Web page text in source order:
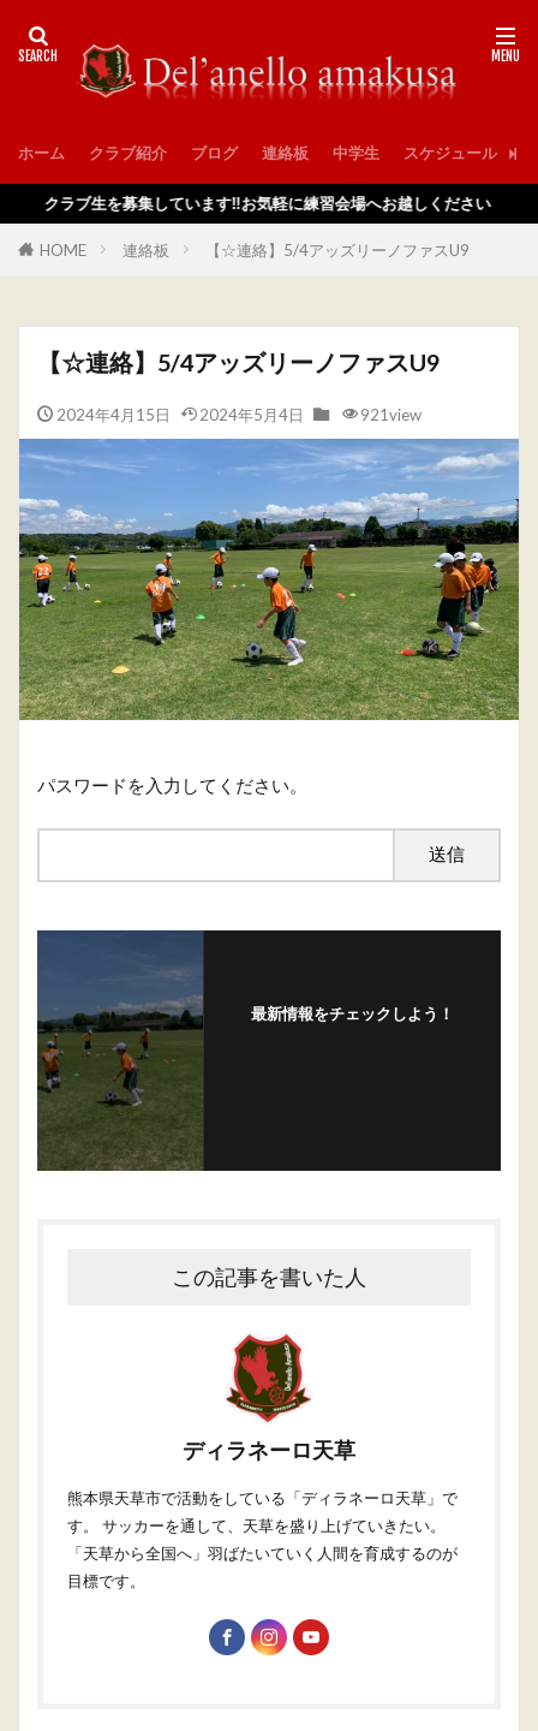
ホーム クラブ紹介 ブログ 連絡板 中学生 スケジュール
クラブ生を募集しています‼️お気軽に練習会場へお越しください
HOME 連絡板 【☆連絡】5/4アッズリーノファスU9
【☆連絡】5/4アッズリーノファスU9
2024年4月15日 2024年5月4日 921view
パスワードを入力してください。
最新情報をチェックしよう！
この記事を書いた人
ディラネーロ天草
熊本県天草市で活動をしている「ディラネーロ天草」で
す。 サッカーを通して、天草を盛り上げていきたい。
「天草から全国へ」羽ばたいていく人間を育成するのが
目標です。